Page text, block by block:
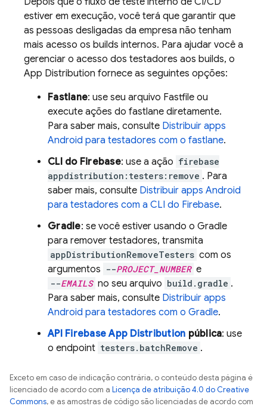
estiver em execução, você terá que garantir que
as pessoas desligadas da empresa não tenham
mais acesso os builds internos. Para ajudar você a
gerenciar o acesso dos testadores aos builds, o
App Distribution fornece as seguintes opções:
Fastlane: use seu arquivo Fastfile ou
execute ações do fastlane diretamente.
Para saber mais, consulte Distribuir apps
Android para testadores com o fastlane.
CLI do Firebase: use a ação firebase
appdistribution:testers:remove . Para
saber mais, consulte Distribuir apps Android
para testadores com a CLI do Firebase.
Gradle: se você estiver usando o Gradle
para remover testadores, transmita
appDistributionRemoveTesters com os
argumentos --PROJECT_NUMBER e
--EMAILS no seu arquivo build.gradle .
Para saber mais, consulte Distribuir apps
Android para testadores com o Gradle.
API FirebaseApp Distribution pública: use
o endpoint testers.batchRemove .
Exceto em caso de indicação contrária, o conteúdo desta página é
licenciado de acordo com a Licença de atribuição 4.0 do Creative
Commons, e as amostras de código são licenciadas de acordo com